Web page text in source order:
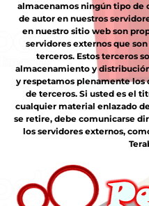
almacenamos ningún tipo de
de autor en nuestros
en nuestro sitio web son
servidores externos que
terceros. Estos terceros
almacenamiento y
y respetamos plenamente
de terceros. Si usted es el
cualquier material enlazado
se retire, debe comunicarse
los servidores externos,